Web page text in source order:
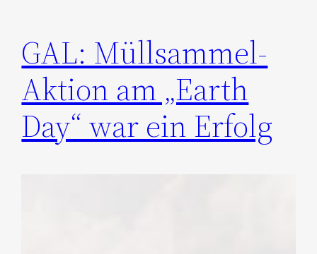
GAL: Müllsammel-
Aktion am „Earth
Day“ war ein Erfolg